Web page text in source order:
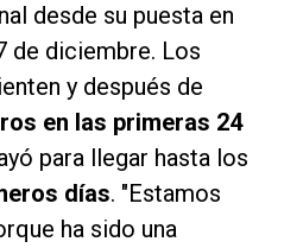
desde su puesta en
de diciembre. Los
y después de
en las primeras 24
para llegar hasta los
días. "Estamos
ha sido una